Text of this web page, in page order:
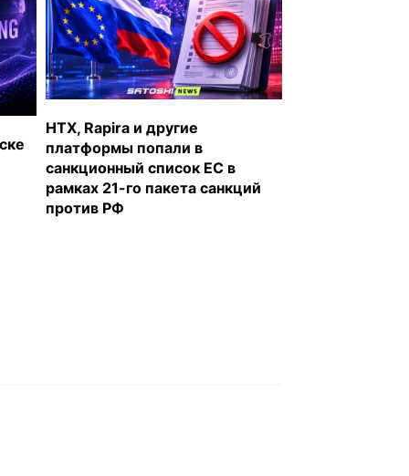
HTX, Rapira и другие
платформы попали в
санкционный список ЕС в
рамках 21-го пакета санкций
против РФ